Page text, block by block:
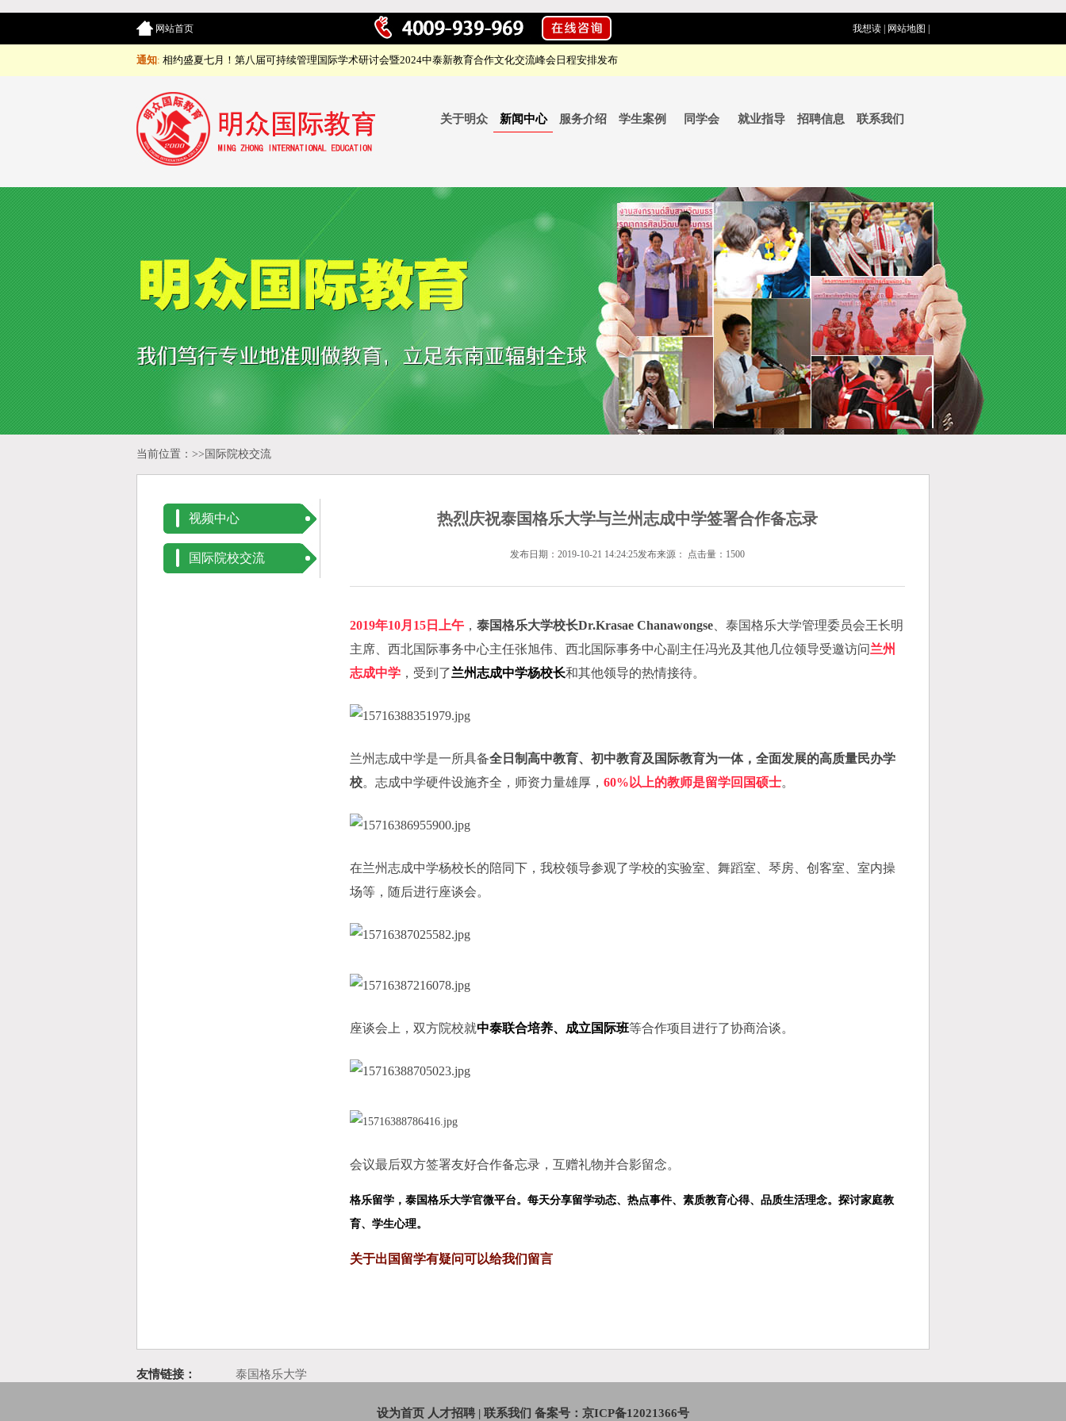
网站首页 我想读 网站地图
通知: 相约盛夏七月！第八届可持续管理国际学术研讨会暨2024中泰新教育合作文化交流峰会日程安排发布
关于明众 新闻中心 服务介绍 学生案例 同学会 就业指导 招聘信息 联系我们
当前位置：>> 国际院校交流
视频中心
国际院校交流
热烈庆祝泰国格乐大学与兰州志成中学签署合作备忘录
发布日期：2019-10-21 14:24:25发布来源： 点击量：1500
2019年10月 15 日上午 ， 泰国格乐大学校长Dr.Krasae Chanawongse 、泰国格乐大学管理委员会王长明
主席、西北国际事务中心主任张旭伟、西北国际事务中心副主任冯光及其他几位领导受邀访问兰州
志成中学 ，受到了兰州志成中学杨校长和其他领导的热情接待。
兰州志成中学是一所具备全日制高中教育、初中教育及国际教育为一体，全面发展的高质量民办学
校。志成中学硬件设施齐全，师资力量雄厚， 60% 以上的教师是留学回国硕士。
在兰州志成中学杨校长的陪同下，我校领导参观了学校的实验室、舞蹈室、琴房、创客室、室内操
场等，随后进行座谈会。
座谈会上，双方院校就中泰联合培养、成立国际班等合作项目进行了协商洽谈。
会议最后双方签署友好合作备忘录，互赠礼物并合影留念。
格乐留学，泰国格乐大学官微平台。每天分享留学动态、热点事件、素质教育心得、品质生活理念。探讨家庭教
育、学生心理。
关于出国留学有疑问可以给我们留言
友情链接： 泰国格乐大学
设为首页 人才招聘 | 联系我们 备案号：京ICP备12021366号